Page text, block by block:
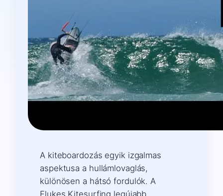
A kiteboardozás egyik izgalmas
aspektusa a hullámlovaglás,
különösen a hátsó fordulók. A